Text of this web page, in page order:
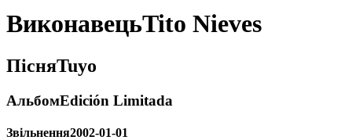
ВиконавецьTito Nieves
ПісняTuyo
АльбомEdición Limitada
Звільнення2002-01-01